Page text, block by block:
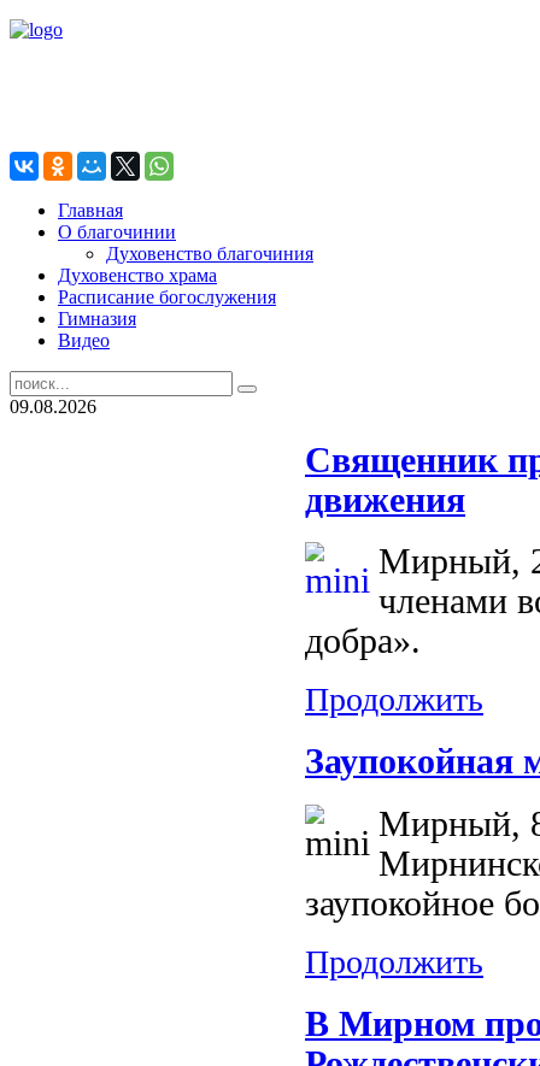
Главная
О благочинии
Духовенство благочиния
Духовенство храма
Расписание богослужения
Гимназия
Видео
09.08.2026
Священник
движения
Мирный,
членами
добра».
Продолжить
Заупокойная
Мирный, 8
заупокойное
Продолжить
В Мирном